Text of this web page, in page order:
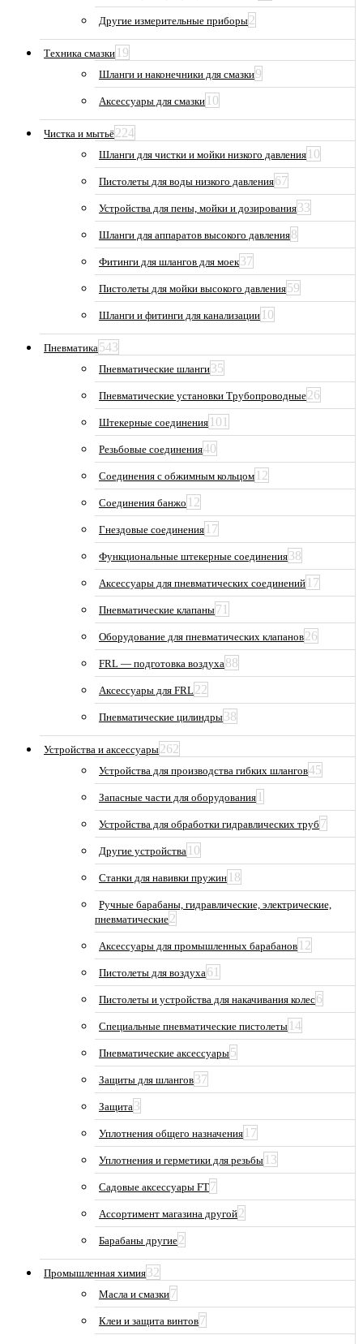
Другие измерительные приборы2
Техника смазки 19
Шланги и наконечники для смазки9
Аксессуары для смазки 10
Чистка и мытьё224
Шланги для чистки и мойки низкого давления 10
Пистолеты для воды низкого давления67
Устройства для пены, мойки и дозирования33
Шланги для аппаратов высокого давления8
Фитинги для шлангов для моек37
Пистолеты для мойки высокого давления59
Шланги и фитинги для канализации 10
Пневматика543
Пневматические шланги35
Пневматические установки Трубопроводные26
Штекерные соединения 101
Резьбовые соединения40
Соединения с обжимным кольцом 12
Соединения банжо 12
Гнездовые соединения 17
Функциональные штекерные соединения38
Аксессуары для пневматических соединений 17
Пневматические клапаны71
Оборудование для пневматических клапанов26
FRL — подготовка воздуха88
Аксессуары для FRL22
Пневматические цилиндры38
Устройства и аксессуары262
Устройства для производства гибких шлангов45
Запасные части для оборудования 1
Устройства для обработки гидравлических труб 7
Другие устройства 10
Станки для навивки пружин 18
Ручные барабаны, гидравлические, электрические,
пневматические2
Аксессуары для промышленных барабанов 12
Пистолеты для воздуха61
Пистолеты и устройства для накачивания колес6
Специальные пневматические пистолеты 14
Пневматические аксессуары5
Защиты для шлангов37
Защита3
Уплотнения общего назначения 17
Уплотнения и герметики для резьбы 13
Садовые аксессуары FT7
Ассортимент магазина другой2
Барабаны другие2
Промышленная химия32
Масла и смазки7
Клеи и защита винтов7